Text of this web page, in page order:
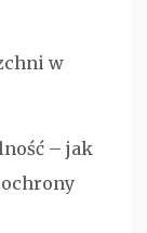
w
– jak
ochrony